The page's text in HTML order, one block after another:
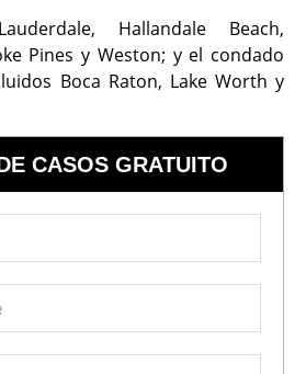
Hallandale Beach,
Pines y Weston; y el condado
Boca Raton, Lake Worth y
CASOS GRATUITO